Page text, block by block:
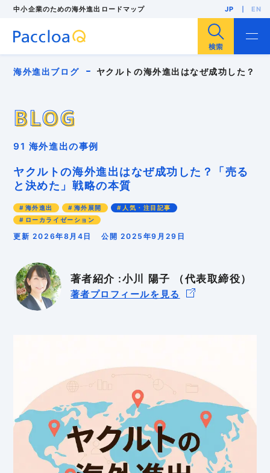
中小企業のための海外進出ロードマップ JP EN
サイト内検索
海外展示会
F/S調査
中小企業
インバウンド
インボイス
パッキングリスト
ローカライゼーション
海外バイヤー
海外ビジネスモデル
海外ブランディング
海外事業計画
海外向けWebサイト
越境EC
BtoB
BtoC
海外進出ブログ ヤクルトの海外進出はなぜ成功した？「
BLOG
BLOG
91 海外進出の事例
ヤクルトの海外進出はなぜ成功した？「売る
と決めた」戦略の本質
海外進出 海外展開
人気・注目記事
ローカライゼーション
更新 2026年8月4日 公開 2025年9月29日
著者紹介 :小川 陽子 （代表取締役）
著者プロフィールを見る